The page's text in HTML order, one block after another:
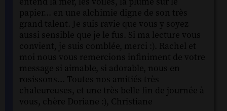
papier... en une alchimie digne de son très
grand talent. Je suis ravie que vous y soyez
aussi sensible que je le fus. Si ma lecture vous
convient, je suis comblée, merci :). Rachel et
moi nous vous remercions infiniment de votre
message si aimable, si adorable, nous en
rosissons... Toutes nos amitiés très
chaleureuses, et une très belle fin de journée à
vous, chère Doriane :), Christiane